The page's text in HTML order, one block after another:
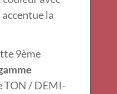
la
9ème
TON / DEMI-